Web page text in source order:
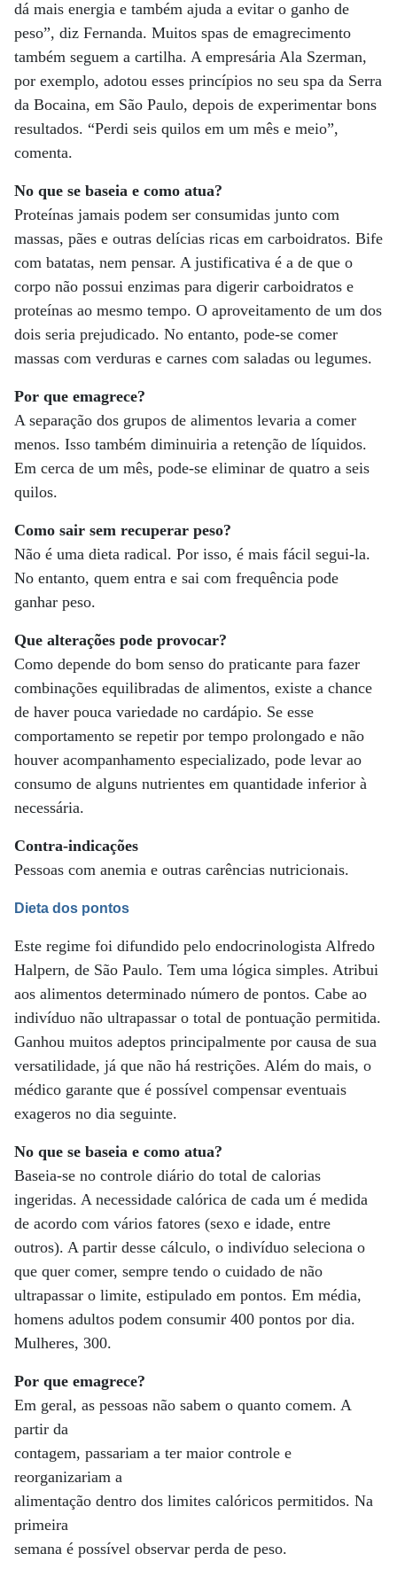
dá mais energia e também ajuda a evitar o ganho de
peso”, diz Fernanda. Muitos spas de emagrecimento
também seguem a cartilha. A empresária Ala Szerman,
por exemplo, adotou esses princípios no seu spa da Serra
da Bocaina, em São Paulo, depois de experimentar bons
resultados. “Perdi seis quilos em um mês e meio”,
comenta.
No que se baseia e como atua?
Proteínas jamais podem ser consumidas junto com
massas, pães e outras delícias ricas em carboidratos. Bife
com batatas, nem pensar. A justificativa é a de que o
corpo não possui enzimas para digerir carboidratos e
proteínas ao mesmo tempo. O aproveitamento de um dos
dois seria prejudicado. No entanto, pode-se comer
massas com verduras e carnes com saladas ou legumes.
Por que emagrece?
A separação dos grupos de alimentos levaria a comer
menos. Isso também diminuiria a retenção de líquidos.
Em cerca de um mês, pode-se eliminar de quatro a seis
quilos.
Como sair sem recuperar peso?
Não é uma dieta radical. Por isso, é mais fácil segui-la.
No entanto, quem entra e sai com frequência pode
ganhar peso.
Que alterações pode provocar?
Como depende do bom senso do praticante para fazer
combinações equilibradas de alimentos, existe a chance
de haver pouca variedade no cardápio. Se esse
comportamento se repetir por tempo prolongado e não
houver acompanhamento especializado, pode levar ao
consumo de alguns nutrientes em quantidade inferior à
necessária.
Contra-indicações
Pessoas com anemia e outras carências nutricionais.
Dieta dos pontos
Este regime foi difundido pelo endocrinologista Alfredo
Halpern, de São Paulo. Tem uma lógica simples. Atribui
aos alimentos determinado número de pontos. Cabe ao
indivíduo não ultrapassar o total de pontuação permitida.
Ganhou muitos adeptos principalmente por causa de sua
versatilidade, já que não há restrições. Além do mais, o
médico garante que é possível compensar eventuais
exageros no dia seguinte.
No que se baseia e como atua?
Baseia-se no controle diário do total de calorias
ingeridas. A necessidade calórica de cada um é medida
de acordo com vários fatores (sexo e idade, entre
outros). A partir desse cálculo, o indivíduo seleciona o
que quer comer, sempre tendo o cuidado de não
ultrapassar o limite, estipulado em pontos. Em média,
homens adultos podem consumir 400 pontos por dia.
Mulheres, 300.
Por que emagrece?
Em geral, as pessoas não sabem o quanto comem. A
partir da
contagem, passariam a ter maior controle e
reorganizariam a
alimentação dentro dos limites calóricos permitidos. Na
primeira
semana é possível observar perda de peso.